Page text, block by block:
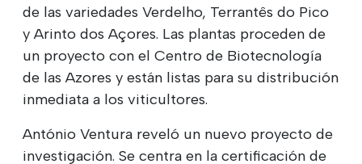
de las variedades Verdelho, Terrantês do Pico
y Arinto dos Açores. Las plantas proceden de
un proyecto con el Centro de Biotecnología
de las Azores y están listas para su distribución
inmediata a los viticultores.
António Ventura reveló un nuevo proyecto de
investigación. Se centra en la certificación de